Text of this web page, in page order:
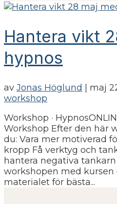
Hantera vikt
hypnos
av Jonas Höglund maj
workshop
Workshop ·
Workshop Efter den här
du: Vara mer motiverad
kropp Få verktyg och
hantera negativa
workshopen med kursen
materialet för bästa...